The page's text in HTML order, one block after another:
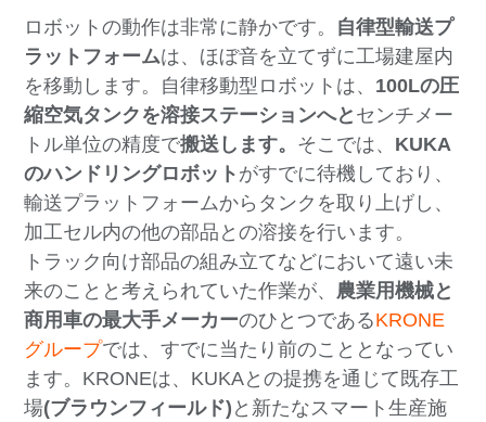
ロボットの動作は非常に静かです。 自律型輸送プ
ラットフォームは、ほぼ音を立てずに工場建屋内
を移動します。自律移動型ロボットは、 100Lの圧
縮空気タンクを溶接ステーションへと センチメー
トル単位の精度で搬送します。 そこでは、 KUKA
のハンドリングロボット がすでに待機しており、
輸送プラットフォームからタンクを取り上げし、
加工セル内の他の部品との溶接を行います。
トラック向け部品の組み立てなどにおいて遠い未
来のことと考えられていた作業が、 農業用機械と
商用車の最大手メーカーのひとつであるKRONE
グループでは、すでに当たり前のこととなってい
ます。KRONEは、KUKAとの提携を通じて既存工
場(ブラウンフィールド) と新たなスマート生産施